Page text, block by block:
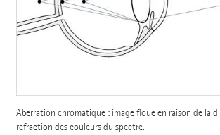
Aberration chromatique : image floue en raison de la
réfraction des couleurs du spectre.